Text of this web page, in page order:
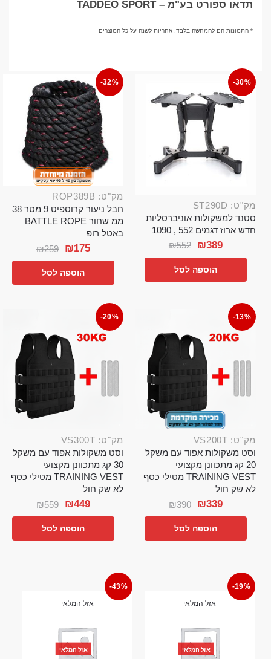
תדאו ספורט בע"מ – TADDEO SPORT
* התמונות הם להמחשה בלבד, אחריות לשנה על כל המוצרים
-30%
מק"ט: ST290D
סטנד למשקולות אוניברסליות
חדש ארוז דגמים 552 , 1090
₪552 ₪389
הוספה לסל
-32%
מק"ט: ROP389B
חבל ניעור קרוספיט 9 מטר 38
ממ שחור BATTLE ROPE
באטל רופ
₪259 ₪175
הוספה לסל
-13%
מק"ט: VS200T
וסט משקולות אפוד עם משקל
20 קג מתכוונן מקצועי
TRAINING VEST מטילי כסף
לא שק חול
₪390 ₪339
הוספה לסל
-20%
מק"ט: VS300T
וסט משקולות אפוד עם משקל
30 קג מתכוונן מקצועי
TRAINING VEST מטילי כסף
לא שק חול
₪559 ₪449
הוספה לסל
-19%
אזל המלאי
אזל המלאי
-43%
אזל המלאי
אזל המלאי